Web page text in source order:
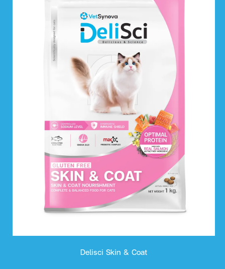
Delisci Skin & Coat